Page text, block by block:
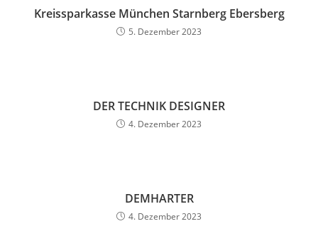
Kreissparkasse München Starnberg Ebersberg
5. Dezember 2023
DER TECHNIK DESIGNER
4. Dezember 2023
DEMHARTER
4. Dezember 2023